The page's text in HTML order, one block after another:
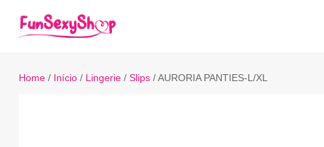
Home/ Início/ Lingerie/ Slips/ AURORIA PANTIES-L/XL